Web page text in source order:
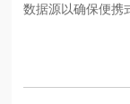
数据源以确保便携